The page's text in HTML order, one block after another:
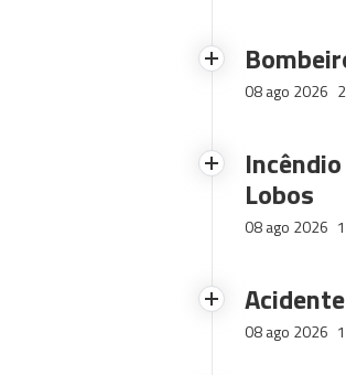
08 ago 2026
Lobos
08 ago 2026
08 ago 2026